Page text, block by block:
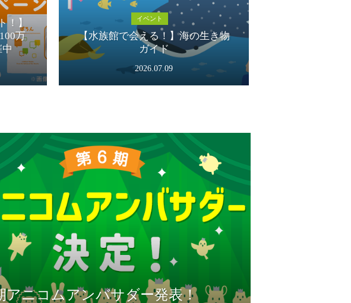
！】
万
イベント
【水族館で会える！】海の生き物
ガイド
2026.07.09
アニコムアンバサダー発表！